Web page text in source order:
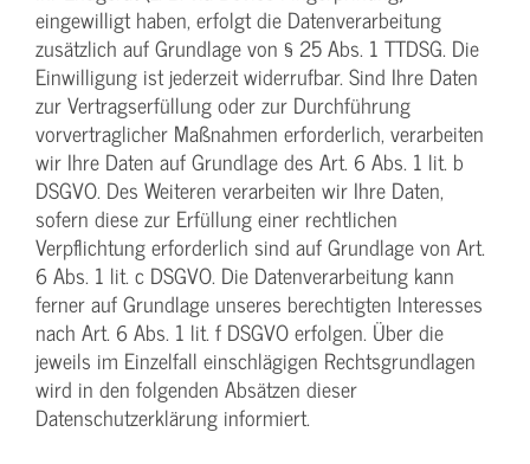
eingewilligt haben, erfolgt die Datenverarbeitung
zusätzlich auf Grundlage von § 25 Abs. 1 TTDSG. Die
Einwilligung ist jederzeit widerrufbar. Sind Ihre Daten
zur Vertragserfüllung oder zur Durchführung
vorvertraglicher Maßnahmen erforderlich, verarbeiten
wir Ihre Daten auf Grundlage des Art. 6 Abs. 1 lit. b
DSGVO. Des Weiteren verarbeiten wir Ihre Daten,
sofern diese zur Erfüllung einer rechtlichen
Verpflichtung erforderlich sind auf Grundlage von Art.
6 Abs. 1 lit. c DSGVO. Die Datenverarbeitung kann
ferner auf Grundlage unseres berechtigten Interesses
nach Art. 6 Abs. 1 lit. f DSGVO erfolgen. Über die
jeweils im Einzelfall einschlägigen Rechtsgrundlagen
wird in den folgenden Absätzen dieser
Datenschutzerklärung informiert.